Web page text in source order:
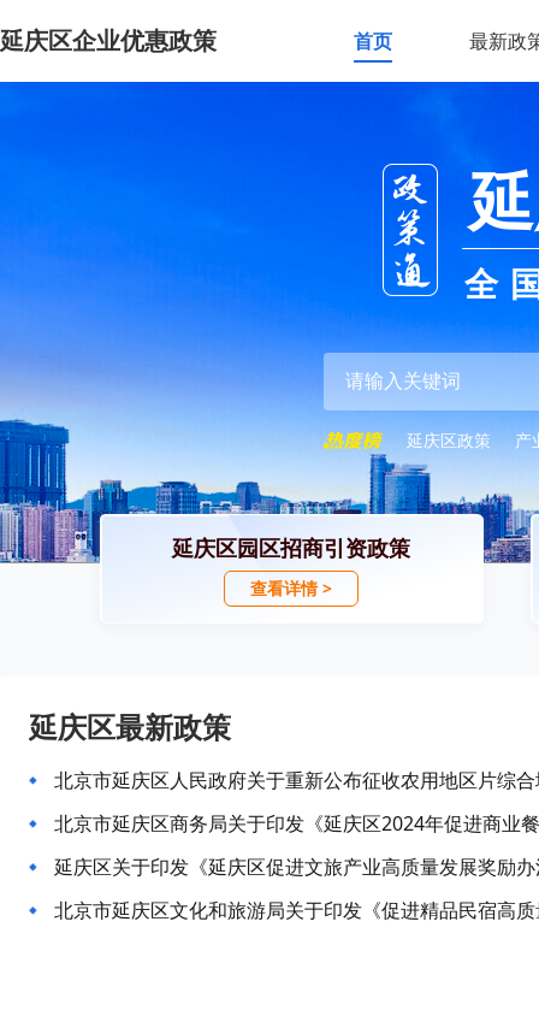
延庆区企业优惠政策 首页 最新政
全
延庆区政策 产
延庆区园区招商引资政策
查看详情 >
延庆区最新政策
北京市延庆区人民政府关于重新公布征收农用地区片综
北京市延庆区商务局关于印发《延庆区2024年促进商业
延庆区关于印发《延庆区促进文旅产业高质量发展奖励